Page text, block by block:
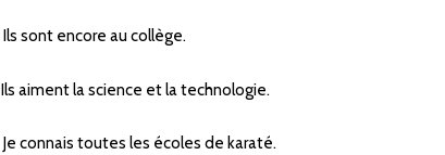
Ils sont encore au collège.
Ils aiment la science et la technologie.
Je connais toutes les écoles de karaté.